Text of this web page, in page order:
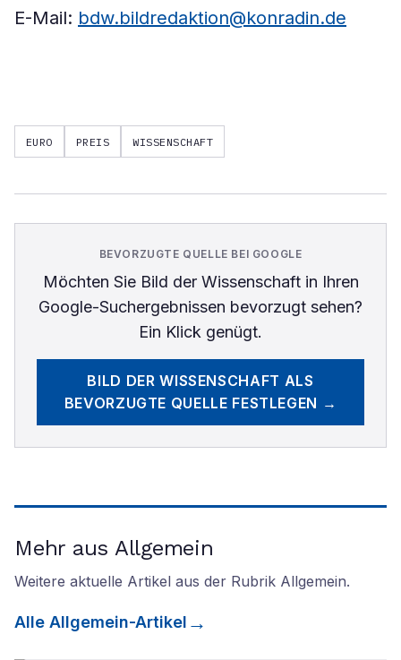
E-Mail: bdw.bildredaktion@konradin.de
EURO PREIS WISSENSCHAFT
BEVORZUGTE QUELLE BEI GOOGLE
Möchten Sie Bild der Wissenschaftin Ihren
Google-Suchergebnissen bevorzugt sehen?
Ein Klick genügt.
BILD DER WISSENSCHAFT ALS
BEVORZUGTE QUELLE FESTLEGEN →
Mehr aus Allgemein
Weitere aktuelle Artikel aus der Rubrik Allgemein.
Alle Allgemein-Artikel